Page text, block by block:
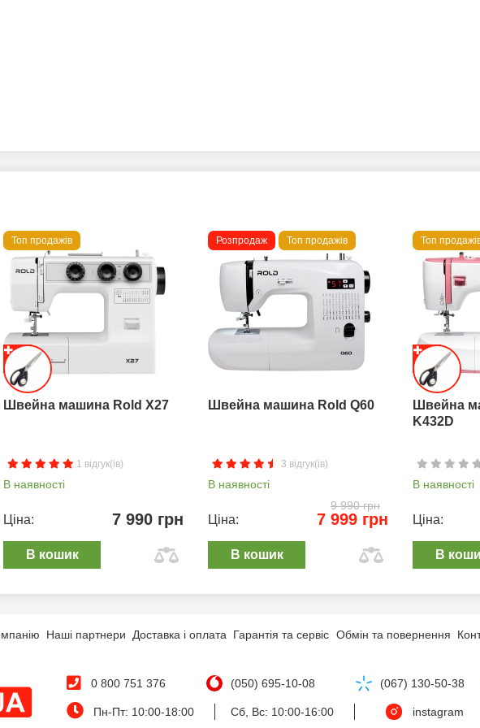
Топ продажів
Швейна машина Rold X27
1 відгук(ів)
В наявності
Ціна: 7 990 грн
В кошик
Розпродаж Топ продажів
Швейна машина Rold Q60
3 відгук(ів)
В наявності
9 990 грн
Ціна: 7 999 грн
В кошик
Топ
Швейна
K432D
В наявності
Ціна:
В
Наші партнери Доставка і оплата Гарантія та сервіс Обмін та повернення
0 800 751 376 (050) 695-10-08 (067) 130-50-38
Пн-Пт: 10:00-18:00 Сб, Вс: 10:00-16:00 instagram